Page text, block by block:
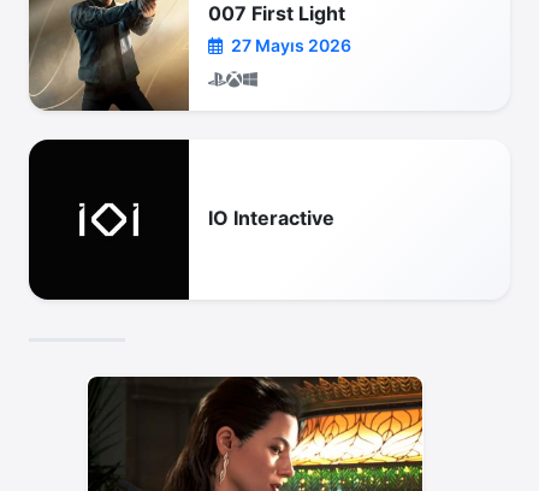
007 First Light
27 Mayıs 2026
IO Interactive